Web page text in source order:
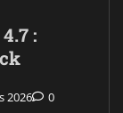
:
2026 0